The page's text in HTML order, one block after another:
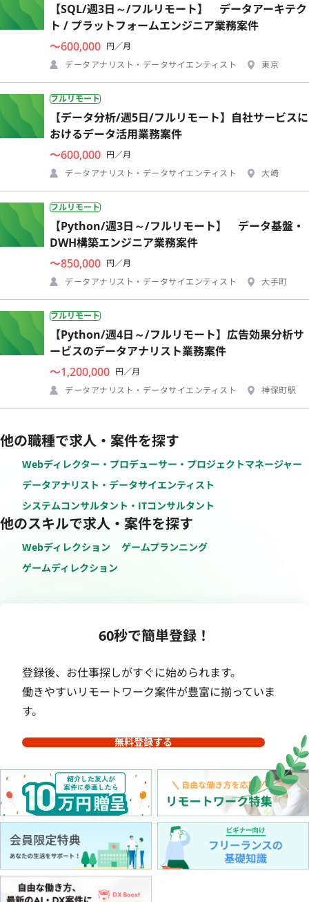
【SQL/週3日～/フルリモート】 データアーキテク
ト / プラットフォームエンジニア業務案件
〜600,000 円／月
データアナリスト・データサイエンティスト
東京
フルリモート
【データ分析/週5日/フルリモート】自社サービスに
おけるデータ活用業務案件
〜600,000 円／月
データアナリスト・データサイエンティスト
大崎
フルリモート
【Python/週3日～/フルリモート】 データ基盤・
DWH構築エンジニア業務案件
〜850,000 円／月
データアナリスト・データサイエンティスト
大手町
フルリモート
【Python/週4日～/フルリモート】広告効果分析サ
ービスのデータアナリスト業務案件
〜1,200,000 円／月
データアナリスト・データサイエンティスト
神保町駅
他の職種で求人・案件を探す
Webディレクター・プロデューサー・プロジェクトマネージャー
データアナリスト・データサイエンティスト
システムコンサルタント・ITコンサルタント
他のスキルで求人・案件を探す
Webディレクション
ゲームプランニング
ゲームディレクション
60秒で簡単登録！
登録後、お仕事探しがすぐに始められます。
働きやすいリモートワーク案件が豊富に揃っていま
す。
無料登録する